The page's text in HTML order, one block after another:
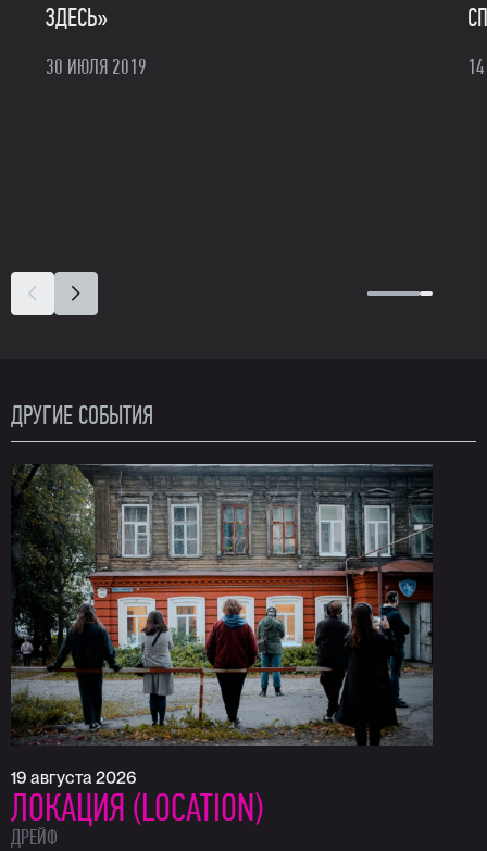
ЗДЕСЬ»
30 ИЮЛЯ 2019
ДРУГИЕ СОБЫТИЯ
19 августа 2026
ЛОКАЦИЯ (LOCATION)
ДРЕЙФ